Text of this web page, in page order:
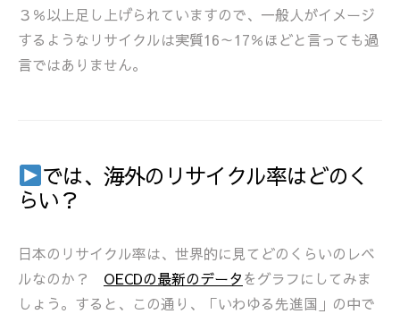
３％以上足し上げられていますので、一般人がイメージ
するようなリサイクルは実質16～17％ほどと言っても過
言ではありません。
では、海外のリサイクル率はどのく
らい？
日本のリサイクル率は、世界的に見てどのくらいのレベ
ルなのか？ OECDの最新のデータをグラフにしてみま
しょう。すると、この通り、「いわゆる先進国」の中で